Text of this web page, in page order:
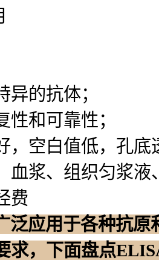
异的抗体；
性和可靠性；
，空白值低，孔
血浆、组织匀浆
费
泛应用于各种抗
求，下面盘点